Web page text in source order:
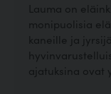
Lauma on
monipuolisia
kaneille ja
ajatuksina ovat